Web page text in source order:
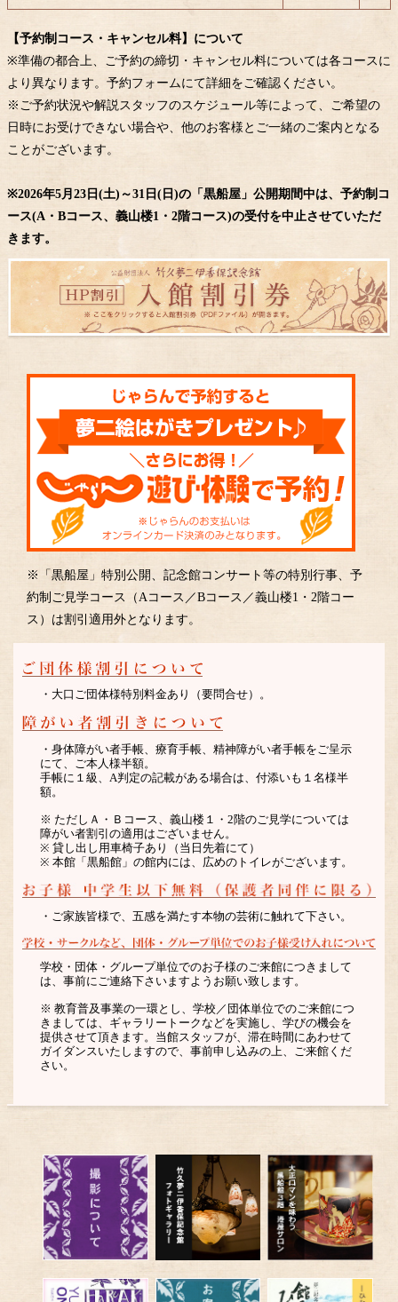
【予約制コース・キャンセル料】について
※準備の都合上、ご予約の締切・キャンセル料については各コースに
より異なります。予約フォームにて詳細をご確認ください。
※ご予約状況や解説スタッフのスケジュール等によって、ご希望の
日時にお受けできない場合や、他のお客様とご一緒のご案内となる
ことがございます。
※2026年5月23日(土)～31日(日)の「黒船屋」公開期間中は、予約制コ
ース(A・Bコース、義山楼1・2階コース)の受付を中止させていただ
きます。
※「黒船屋」特別公開、記念館コンサート等の特別行事、予
約制ご見学コース（Aコース／Bコース／義山楼1・2階コー
ス）は割引適用外となります。
・大口ご団体様特別料金あり（要問合せ）。
・身体障がい者手帳、療育手帳、精神障がい者手帳をご呈示
にて、ご本人様半額。
手帳に１級、A判定の記載がある場合は、付添いも１名様半
額。
※ ただしＡ・Ｂコース、義山楼１・2階のご見学については
障がい者割引の適用はございません。
※ 貸し出し用車椅子あり（当日先着にて）
※ 本館「黒船館」の館内には、広めのトイレがございます。
・ご家族皆様で、五感を満たす本物の芸術に触れて下さい。
学校・団体・グループ単位でのお子様のご来館につきまして
は、事前にご連絡下さいますようお願い致します。
※ 教育普及事業の一環とし、学校／団体単位でのご来館につ
きましては、ギャラリートークなどを実施し、学びの機会を
提供させて頂きます。当館スタッフが、滞在時間にあわせて
ガイダンスいたしますので、事前申し込みの上、ご来館くだ
さい。